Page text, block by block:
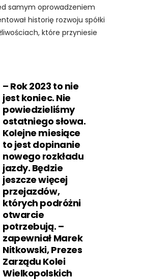
samym oprowadzeniem
historię rozwoju spółki
które przyniesie
– Rok 2023 to nie
jest koniec. Nie
powiedzieliśmy
ostatniego słowa.
Kolejne miesiące
to jest dopinanie
nowego rozkładu
jazdy. Będzie
jeszcze więcej
przejazdów,
których podróżni
otwarcie
potrzebują. –
zapewniał Marek
Nitkowski, Prezes
Zarządu Kolei
Wielkopolskich